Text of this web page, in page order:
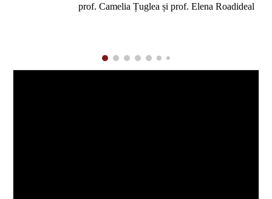
prof. Camelia Țuglea și prof. Elena Roadideal